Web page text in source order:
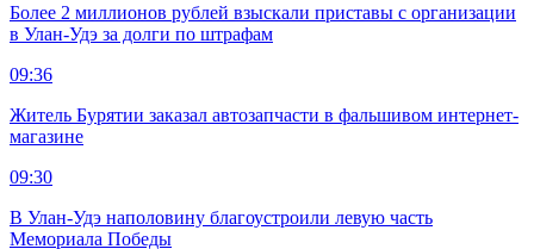
Более 2 миллионов рублей взыскали приставы с организации
в Улан-Удэ за долги по штрафам
09:36
Житель Бурятии заказал автозапчасти в фальшивом интернет-
магазине
09:30
В Улан-Удэ наполовину благоустроили левую часть
Мемориала Победы